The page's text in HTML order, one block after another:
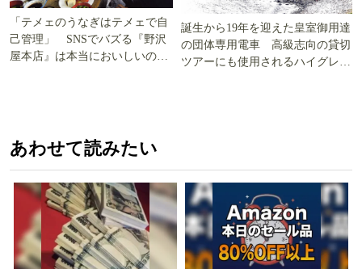
「テメェのうなぎはテメェで自
己管理」 SNSでバズる『野沢
屋本店』は本当においしいの
誕生から19年を迎えた皇室御用達
の団体専用電車 高級志向の貸切
ツアーにも使用されるハイグレー
あわせて読みたい